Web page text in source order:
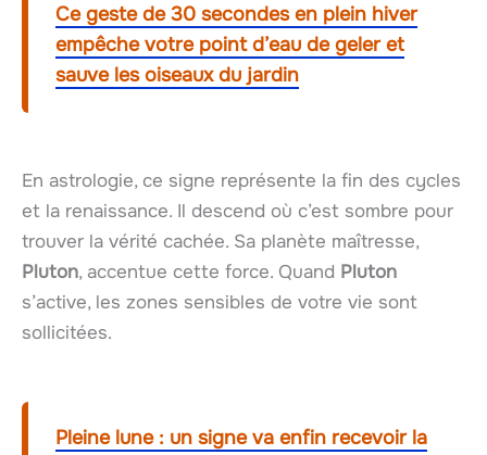
Ce geste de 30 secondes en plein hiver
empêche votre point d’eau de geler et
sauve les oiseaux du jardin
En astrologie, ce signe représente la fin des cycles
et la renaissance. Il descend où c’est sombre pour
trouver la vérité cachée. Sa planète maîtresse,
Pluton, accentue cette force. Quand Pluton
s’active, les zones sensibles de votre vie sont
sollicitées.
Pleine lune : un signe va enfin recevoir la